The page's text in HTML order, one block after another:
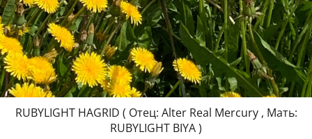
RUBYLIGHT HAGRID ( Отец: Alter Real Mercury , Мать:
RUBYLIGHT BIYA )